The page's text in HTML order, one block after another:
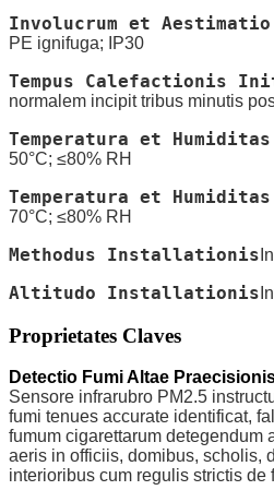
Involucrum et
PE ignifuga; IP30
Tempus Calefactionis
normalem incipit tribus minutis
Temperatura et
50°C; ≤80% RH
Temperatura et Humiditas
70°C; ≤80% RH
Methodus Installationis
Altitudo Installationis
Proprietates Claves
Detectio Fumi Altae
Sensore infrarubro PM2.5
fumi tenues accurate identificat,
fumum cigarettarum detegendum
aeris in officiis, domibus, scholis,
interioribus cum regulis strictis de